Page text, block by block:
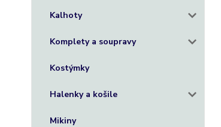
Kalhoty
Komplety a soupravy
Kostýmky
Halenky a košile
Mikiny